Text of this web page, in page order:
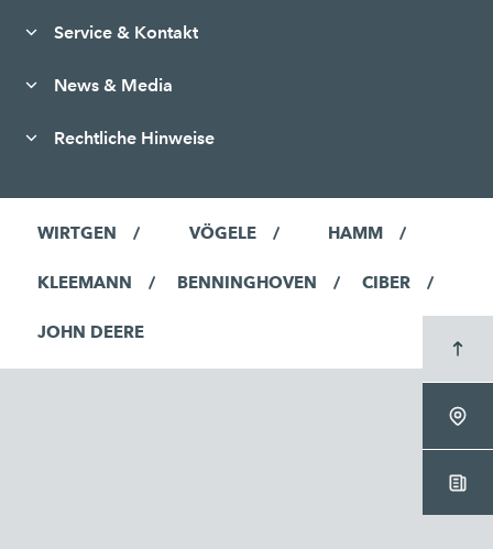
Service & Kontakt
News & Media
Rechtliche Hinweise
WIRTGEN VÖGELE HAMM
KLEEMANN BENNINGHOVEN CIBER
JOHN DEERE